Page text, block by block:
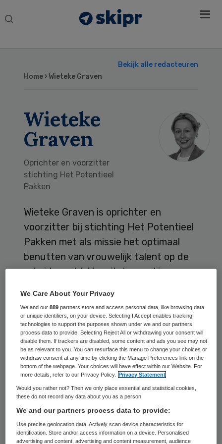
Search
Bekijk alle redacteuren
Home › Wieteke Graven
Wieteke
Graven
Oprichter en voorzitter
stichting Het Potentieel
Pakken
Wieteke Graven is oprichter en
voorzitter bij stichting Het Potentieel
Pakken met als missie het optimaal
benutten van vrouwelijk talent op de
arbeidsmarkt. Vanuit deze rol is ze
Netwerk op het thema Meer uren
werken. Na het behalen van haar
masters degree in Economie aan de
Universiteit Maastricht (2001), werkte
zij in Nederland en het buitenland in de
financiële sector, Shell en de afgelopen
jaren als partner bij strategisch
adviesbureau McKinsey & Company.
Graven is recentelijk haar PhD aan de
Vrije Universiteit Amsterdam gestart
We Care About Your Privacy
We and our889 partners store and access personal data, like browsing data
or unique identifiers, on your device. Selecting I Accept enables tracking
technologies to support the purposes shown under we and our partners
process data to provide. Selecting Reject All or withdrawing your consent will
disable them. If trackers are disabled, some content and ads you see may not
be as relevant to you. You can resurface this menu to change your choices or
withdraw consent at any time by clicking the Manage Preferences link on the
bottom of the webpage. Your choices will have effect within our Website. For
more details, refer to our Privacy Policy.
Privacy Statement
Would you rather not? Then we only place essential and statistical cookies,
these do not record any data about you as a person
We and our partners process data to provide:
Use precise geolocation data. Actively scan device characteristics for
identification. Store and/or access information on a device. Personalised
advertising and content, advertising and content measurement, audience